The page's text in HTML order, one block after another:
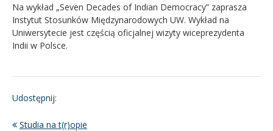
Na wykład „Seven Decades of Indian Democracy” zaprasza
Instytut Stosunków Międzynarodowych UW. Wykład na
Uniwersytecie jest częścią oficjalnej wizyty wiceprezydenta
Indii w Polsce.
Udostępnij:
Studia na t(r)opie